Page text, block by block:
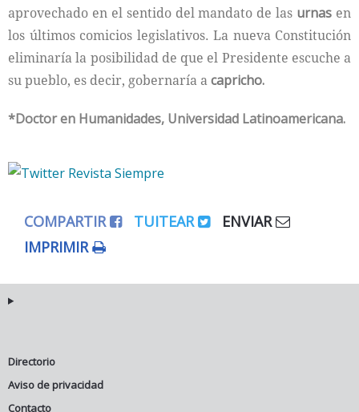
aprovechado en el sentido del mandato de las urnas en
los últimos comicios legislativos. La nueva Constitución
eliminaría la posibilidad de que el Presidente escuche a
su pueblo, es decir, gobernaría acapricho.
*Doctor en Humanidades, Universidad Latinoamericana.
COMPARTIR TUITEAR
ENVIAR
IMPRIMIR
Directorio
Aviso de privacidad
Contacto